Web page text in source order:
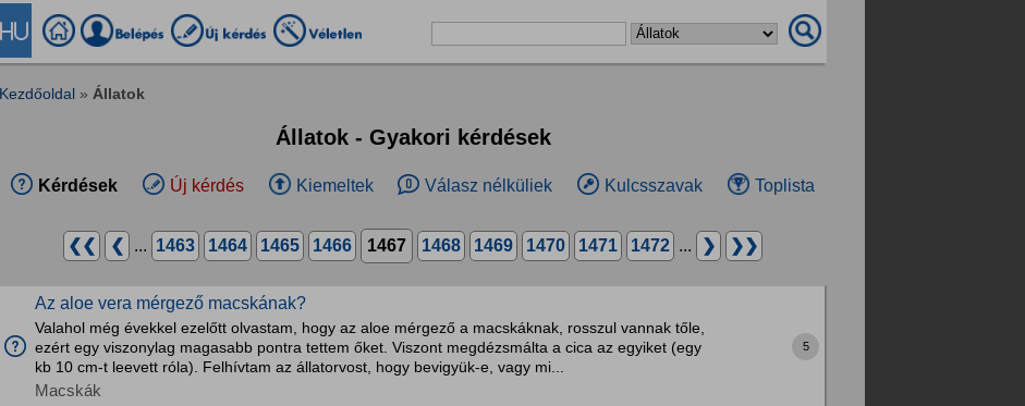
Kezdőoldal » Állatok
Állatok - Gyakori kérdések
Kérdések Új kérdés Kiemeltek Válasz nélküliek Kulcsszavak Toplista
❮❮ ❮ ... 1463 1464 1465 1466 1467 1468 1469 1470 1471 1472 ... ❯ ❯❯
Az aloe vera mérgező macskának?
Valahol még évekkel ezelőtt olvastam, hogy az aloe mérgező a macskáknak, rosszul vannak tőle,
ezért egy viszonylag magasabb pontra tettem őket. Viszont megdézsmálta a cica az egyiket (egy
kb 10 cm-t leevett róla). Felhívtam az állatorvost, hogy bevigyük-e, vagy mi...
Macskák
5